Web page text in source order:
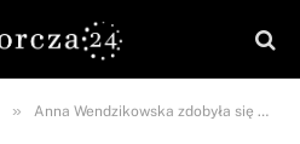
» Anna Wendzikowska zdobyła się na szczerość. „Rano nie biorę prysznica, bo mi się nie chce”